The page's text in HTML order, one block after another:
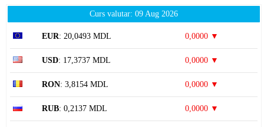
Curs valutar: 09 Aug 2026
EUR: 20,0493 MDL 0,0000 ▼
USD: 17,3737 MDL 0,0000 ▼
RON: 3,8154 MDL 0,0000 ▼
RUB: 0,2137 MDL 0,0000 ▼